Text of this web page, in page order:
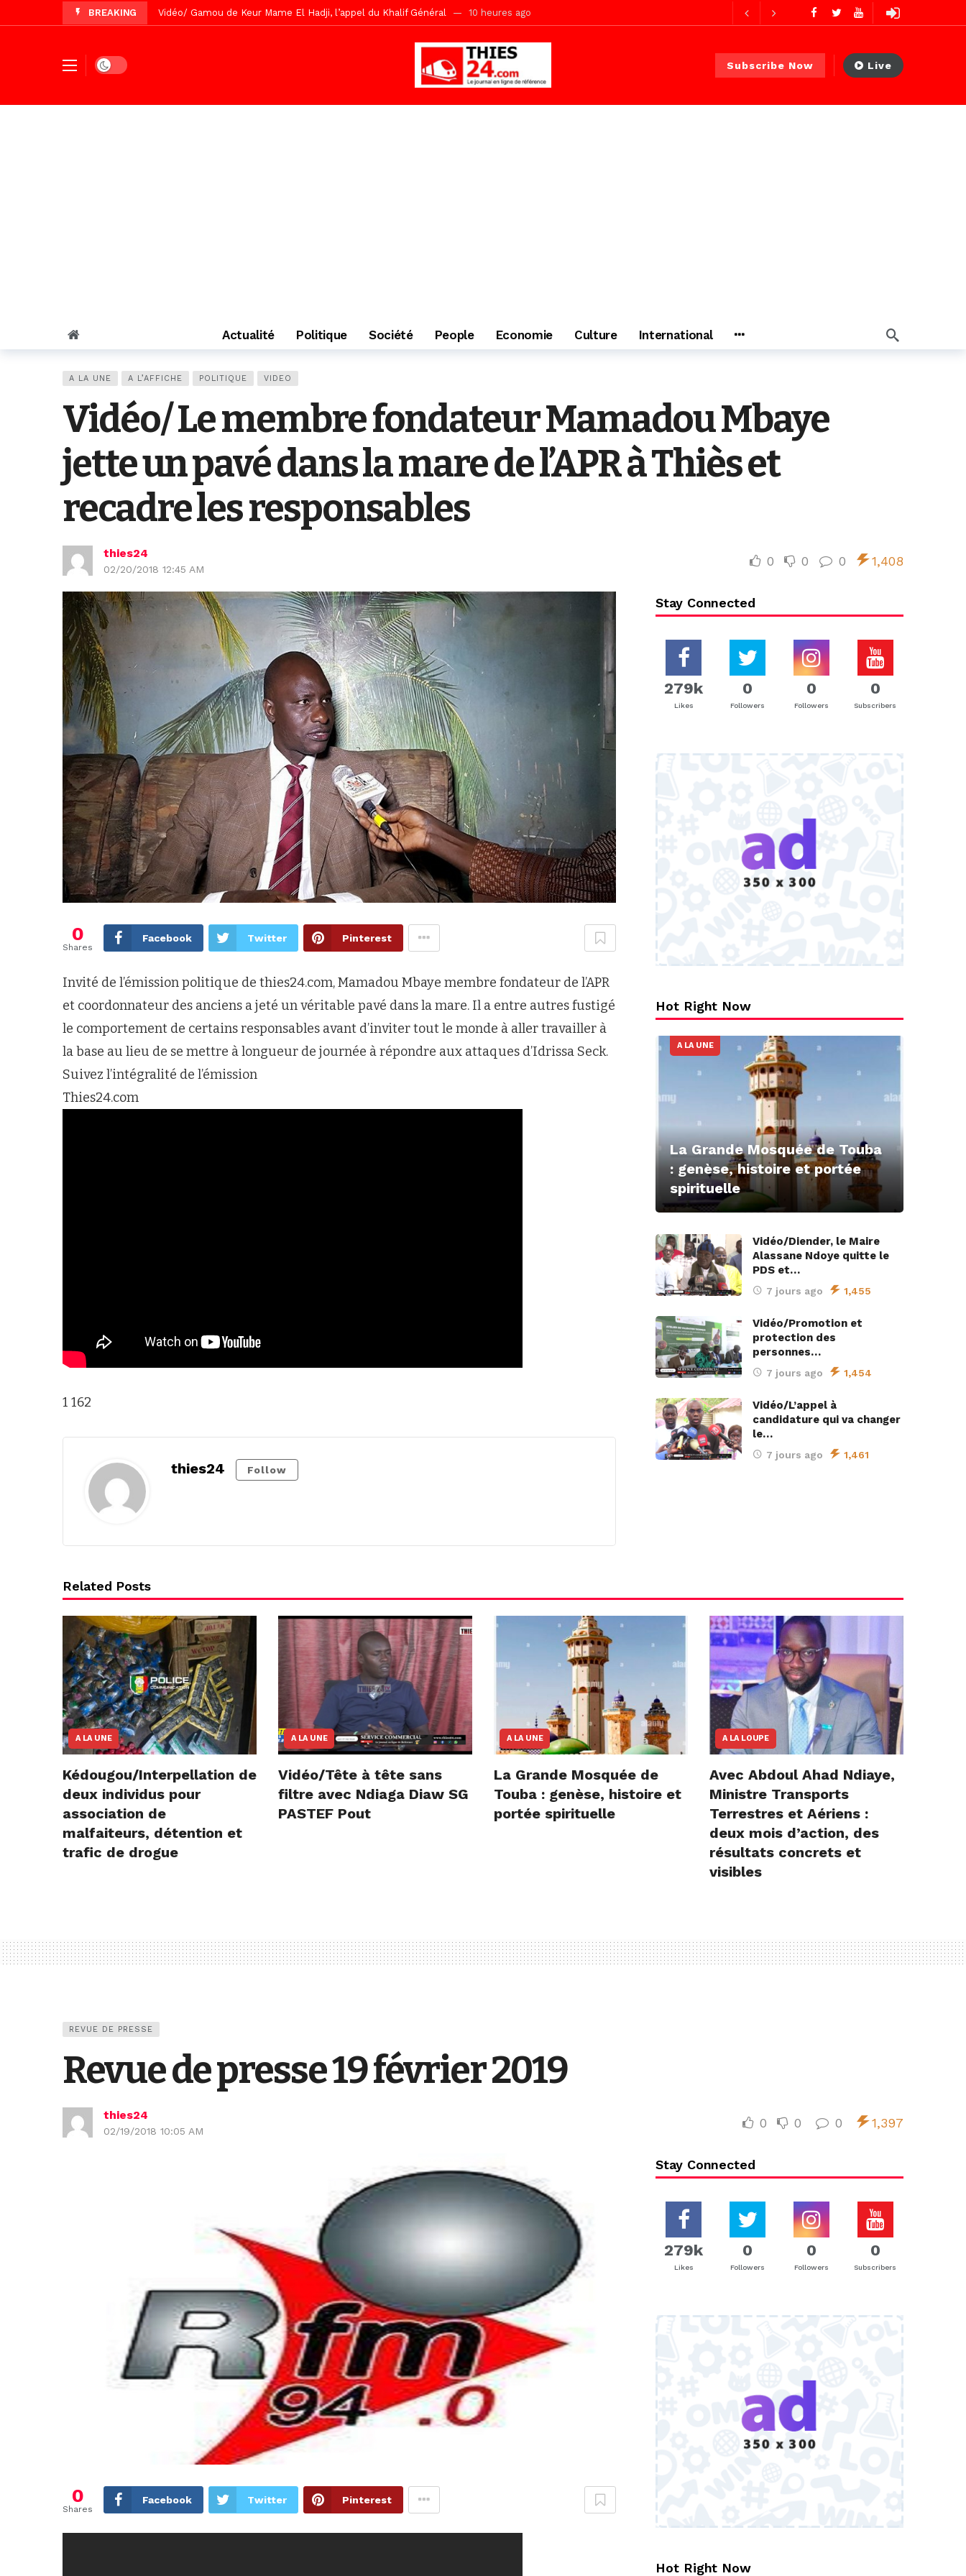
BREAKING Vidéo/ Préparation Gamou 2026, Keur Mame El Hadji décline ses priorités devant le Gouverneur
Vidéo/ Contre la violence numérique, 100 adolescents outillés dans le Boot Camp JAVA de Mboro
Un commissariat d’arrondissement de police inauguré à Touba 1 jour ago
Vidéo/Célébration de Bamba et Cheikh, le « battré » d’Abdou Bâ Ndiéguène 2 jours ago
Dark mode Subscribe Now Live
Actualité Politique Société People Economie Culture International
A LA UNE A L’AFFICHE POLITIQUE VIDEO
Vidéo/ Le membre fondateur Mamadou Mbaye
jette un pavé dans la mare de l’APR à Thiès et
recadre les responsables
thies24
02/20/2018 12:45 AM
0 0 0 1,408
0
Shares
Facebook Twitter Pinterest
Invité de l’émission politique de thies24.com, Mamadou Mbaye membre fondateur de l’APR
et coordonnateur des anciens a jeté un véritable pavé dans la mare. Il a entre autres fustigé
le comportement de certains responsables avant d’inviter tout le monde à aller travailler à
la base au lieu de se mettre à longueur de journée à répondre aux attaques d’Idrissa Seck.
Suivez l’intégralité de l’émission
Thies24.com
1 162
thies24 Follow
Stay Connected
279k
Likes
0
Followers
0
Followers
0
Subscribers
Hot Right Now
A LA UNE
La Grande Mosquée de Touba
: genèse, histoire et portée
spirituelle
Vidéo/Diender, le Maire
Alassane Ndoye quitte le
PDS et…
7 jours ago 1,455
Vidéo/Promotion et
protection des
personnes…
7 jours ago 1,454
Vidéo/L’appel à
candidature qui va changer
le…
7 jours ago 1,461
Related Posts
A LA UNE
Kédougou/Interpellation de
deux individus pour
association de
malfaiteurs, détention et
trafic de drogue
A LA UNE
Vidéo/Tête à tête sans
filtre avec Ndiaga Diaw SG
PASTEF Pout
A LA UNE
La Grande Mosquée de
Touba : genèse, histoire et
portée spirituelle
A LA LOUPE
Avec Abdoul Ahad Ndiaye,
Ministre Transports
Terrestres et Aériens :
deux mois d’action, des
résultats concrets et
visibles
REVUE DE PRESSE
Revue de presse 19 février 2019
thies24
02/19/2018 10:05 AM
0 0 0 1,397
0
Shares
Facebook Twitter Pinterest
Stay Connected
279k
Likes
0
Followers
0
Followers
0
Subscribers
Hot Right Now